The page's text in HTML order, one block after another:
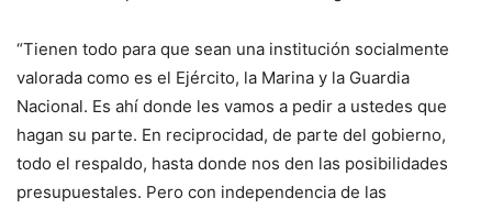
“Tienen todo para que sean una institución socialmente
valorada como es el Ejército, la Marina y la Guardia
Nacional. Es ahí donde les vamos a pedir a ustedes que
hagan su parte. En reciprocidad, de parte del gobierno,
todo el respaldo, hasta donde nos den las posibilidades
presupuestales. Pero con independencia de las